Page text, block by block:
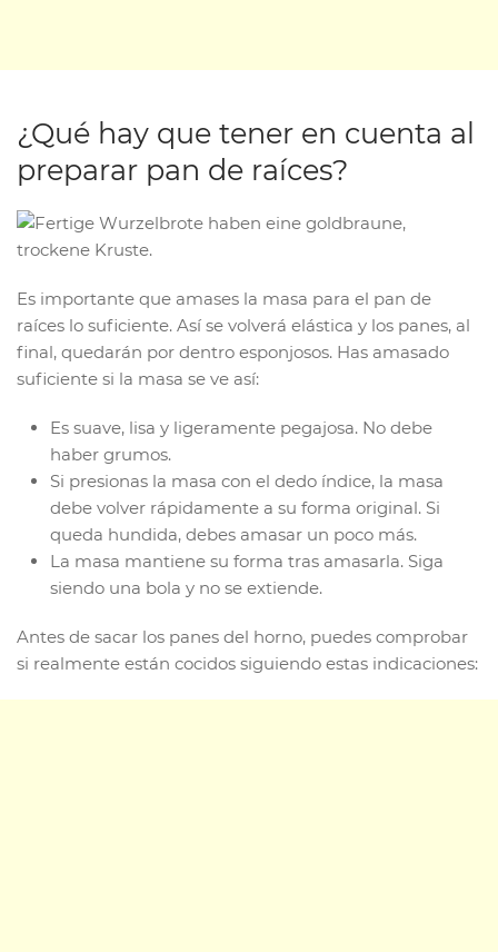
¿Qué hay que tener en cuenta al
preparar pan de raíces?
Es importante que amases la masa para el pan de
raíces lo suficiente. Así se volverá elástica y los panes, al
final, quedarán por dentro esponjosos. Has amasado
suficiente si la masa se ve así:
Es suave, lisa y ligeramente pegajosa. No debe
haber grumos.
Si presionas la masa con el dedo índice, la masa
debe volver rápidamente a su forma original. Si
queda hundida, debes amasar un poco más.
La masa mantiene su forma tras amasarla. Siga
siendo una bola y no se extiende.
Antes de sacar los panes del horno, puedes comprobar
si realmente están cocidos siguiendo estas indicaciones: